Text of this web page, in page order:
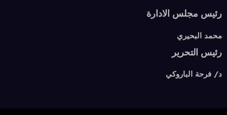
رئيس مجلس الادارة
محمد البحيري
رئيس التحرير
د/ فرحة الباروكي